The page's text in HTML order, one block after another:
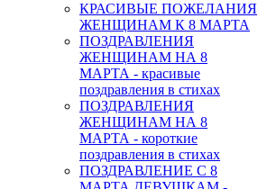
КРАСИВЫЕ ПОЖЕЛАНИЯ
ЖЕНЩИНАМ К 8 МАРТА
ПОЗДРАВЛЕНИЯ
ЖЕНЩИНАМ НА 8
МАРТА - красивые
поздравления в стихах
ПОЗДРАВЛЕНИЯ
ЖЕНЩИНАМ НА 8
МАРТА - короткие
поздравления в стихах
ПОЗДРАВЛЕНИЕ С 8